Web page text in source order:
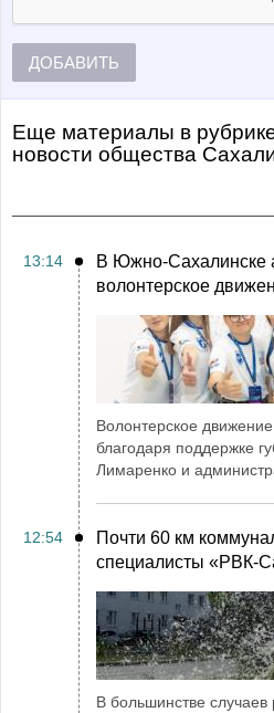
ДОБАВИТЬ
Еще материалы в
Новости общества
13:14
В Южно-Сахалинске
волонтерское
Волонтерское
благодаря поддержке
Лимаренко и
12:54
Почти 60 км
специалисты
В большинстве